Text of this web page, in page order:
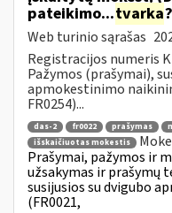
pateikimo...tvarka?
Web turinio sąrašas
Registracijos numeris
Pažymos (prašymai),
apmokestinimo
FR0254)...
das-2 fr0022 prašymas
išskaičiuotas mokestis
Prašymai, pažymos ir
užsakymas ir prašymų
susijusios su dvigubo
(FR0021,